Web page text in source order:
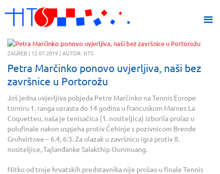
ZAGREB | 12.07.2019 | AUTOR: HTS
Petra Marčinko ponovo uvjerljiva, naši bez
završnice u Portorožu
Još jedna uvjerljiva pobjeda Petre Marčinko na Tennis Europe
turniru 1. ranga uzrasta do 14 godina u francuskom Marnes La
Coquetteu, naša je tenisačica (1. nositeljica) izborila prolaz u
polufinale nakon uspjeha protiv Čehinje s pozivnicom Brende
Gruhvirtove – 6.4, 6:3. Za ulazak u završnicu igra protiv 8.
nositeljice, Tajlanđanke Salakthip Ounmuang.
Nitko od troje hrvatskih predstavnika nije prošao u finale Tennis